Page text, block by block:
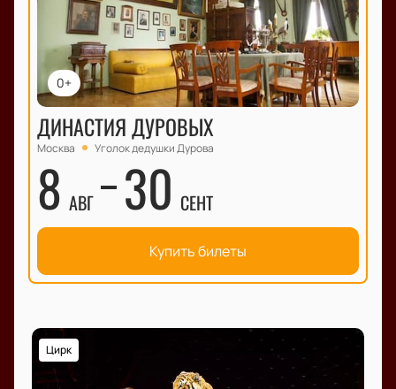
0+
ДИНАСТИЯ ДУРОВЫХ
Москва Уголок дедушки Дурова
8 АВГ 30 СЕНТ
Купить билеты
Цирк